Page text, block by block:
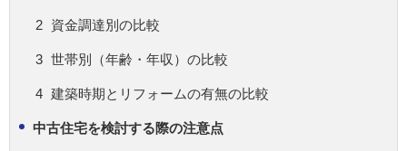
資金調達別の比較
世帯別（年齢・年収）の比較
建築時期とリフォームの有無の比較
中古住宅を検討する際の注意点